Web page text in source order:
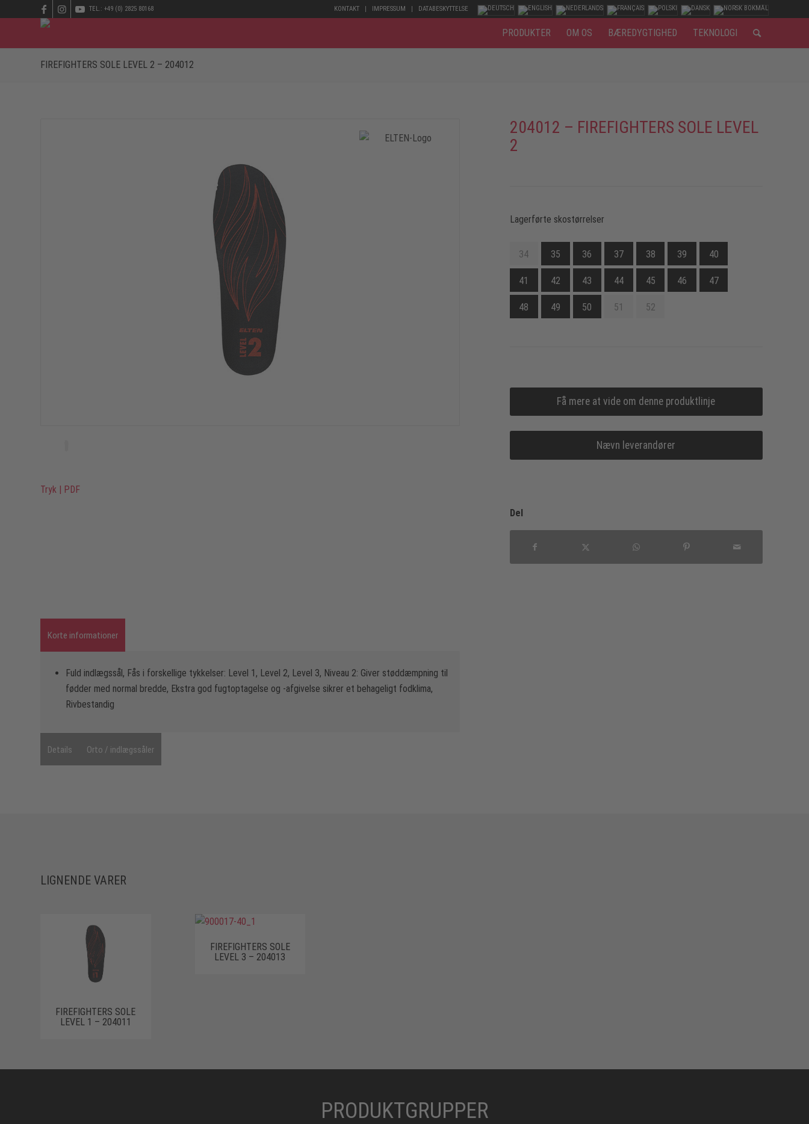
KONTAKT IMPRESSUM DATABESKYTTELSE
TEL.: +49 (0) 2825 80168
PRODUKTER OM OS BÆREDYGTIGHED TEKNOLOGI
FIREFIGHTERS SOLE LEVEL 2 – 204012
Tryk | PDF
204012 – FIREFIGHTERS SOLE LEVEL
2
Lagerførte skostørrelser
34 35 36 37 38 39 40
41 42 43 44 45 46 47
48 49 50 51 52
Få mere at vide om denne produktlinje
Nævn leverandører
Del
Korte informationer
Fuld indlægssål, Fås i forskellige tykkelser: Level 1, Level 2, Level 3, Niveau 2: Giver støddæmpning til
fødder med normal bredde, Ekstra god fugtoptagelse og -afgivelse sikrer et behageligt fodklima,
Rivbestandig
Details Orto / indlægssåler
LIGNENDE VARER
FIREFIGHTERS SOLE
LEVEL 1 – 204011
FIREFIGHTERS SOLE
LEVEL 3 – 204013
PRODUKTGRUPPER